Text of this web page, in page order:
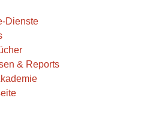
Dienste
& Reports